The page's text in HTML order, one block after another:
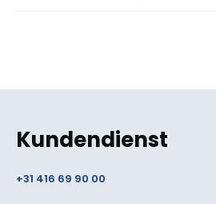
Kundendienst
+31 416 69 90 00